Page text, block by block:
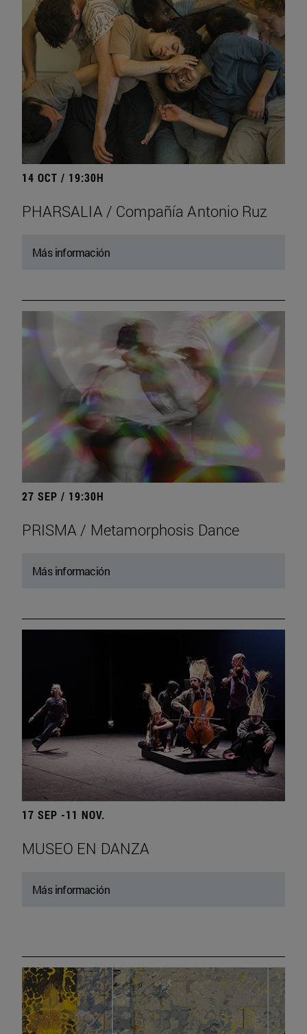
14 OCT / 19:30H
PHARSALIA / Compañía Antonio Ruz
Más información
27 SEP / 19:30H
PRISMA / Metamorphosis Dance
Más información
17 SEP -11 NOV.
MUSEO EN DANZA
Más información